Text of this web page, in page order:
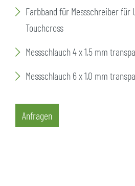
Farbband für Messschreiber für
Touchcross
Messschlauch 4 x 1,5 mm
Messschlauch 6 x 1,0 mm
Anfragen